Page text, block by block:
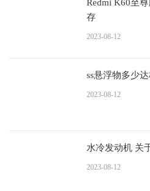
Redmi K60至
存
2023-08-12
ss悬浮物多少达
2023-08-12
水冷发动机 关
2023-08-12